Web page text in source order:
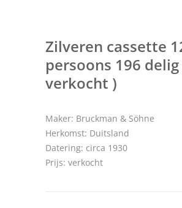
Zilveren cassette
persoons 196 delig
verkocht )
Maker: Bruckman & Söhne
Herkomst: Duitsland
Datering: circa 1930
Prijs: verkocht